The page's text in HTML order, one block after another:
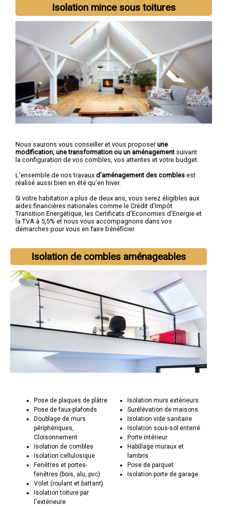
Isolation mince sous toitures
Nous saurons vous conseiller et vous proposerune
modification, une transformation ou un aménagement suivant
la configuration de vos combles, vos attentes et votre budget.
L'ensemble de nos travaux d'aménagement des combles est
réalisé aussi bien en été qu'en hiver.
Si votre habitation a plus de deux ans, vous serez éligibles aux
aides financières nationales comme le Crédit d’Impôt
Transition Energétique, les Certificats d’Economies d’Energie et
la TVA à 5,5% et nous vous accompagnons dans vos
démarches pour vous en faire bénéficier.
Isolation de combles aménageables
Pose de plaques de plâtre
Pose de faux-plafonds
Doublage de murs
périphériques,
Cloisonnement
Isolation de combles
Isolation cellulosique
Fenêtres et portes-
fenêtres (bois, alu, pvc)
Volet (roulant et battant)
Isolation toiture par
l'extérieure
Isolation murs extérieurs
Surélévation de maisons
Isolation vide sanitaire
Isolation sous-sol enterré
Porte intérieur
Habillage muraux et
lambris
Pose de parquet
Isolation porte de garage